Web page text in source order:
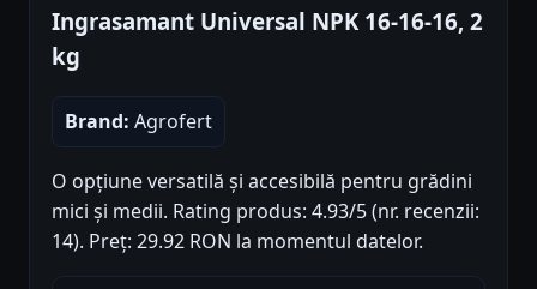
Ingrasamant Universal NPK 16-16-16, 2
kg
Brand: Agrofert
O opțiune versatilă și accesibilă pentru grădini
mici și medii. Rating produs: 4.93/5 (nr. recenzii:
14). Preț: 29.92 RON la momentul datelor.